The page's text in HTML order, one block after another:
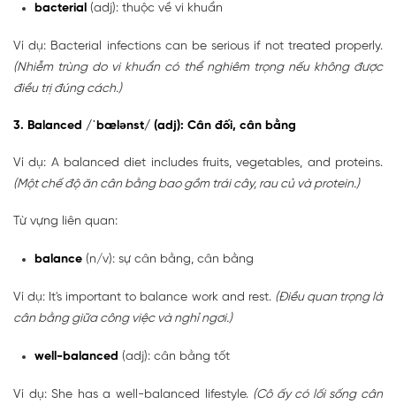
bacterial (adj): thuộc về vi khuẩn
Ví dụ: Bacterial infections can be serious if not treated properly.
(Nhiễm trùng do vi khuẩn có thể nghiêm trọng nếu không được
điều trị đúng cách.)
3. Balanced /ˈbælənst/ (adj): Cân đối, cân bằng
Ví dụ: A balanced diet includes fruits, vegetables, and proteins.
(Một chế độ ăn cân bằng bao gồm trái cây, rau củ và protein.)
Từ vựng liên quan:
balance (n/v): sự cân bằng, cân bằng
Ví dụ: It's important to balance work and rest. (Điều quan trọng là
cân bằng giữa công việc và nghỉ ngơi.)
well-balanced (adj): cân bằng tốt
Ví dụ: She has a well-balanced lifestyle. (Cô ấy có lối sống cân